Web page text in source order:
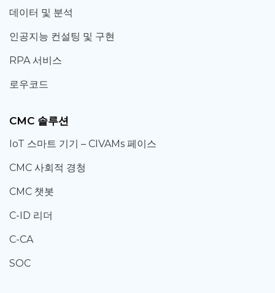
데이터 및 분석
인공지능 컨설팅 및 구현
RPA 서비스
로우코드
CMC 솔루션
IoT 스마트 기기 – CIVAMs 페이스
CMC 사회적 경청
CMC 챗봇
C-ID 리더
C-CA
SOC